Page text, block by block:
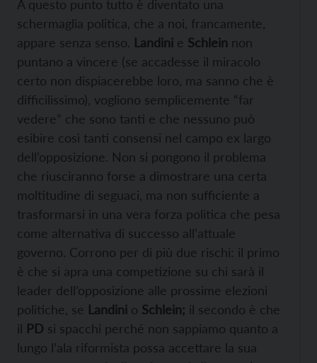
A questo punto tutto è diventato una
schermaglia politica, che a noi, francamente,
appare senza senso. Landini e Schlein non
puntano a vincere (se accadesse il miracolo
certo non dispiacerebbe loro, ma sanno che è
difficilissimo), vogliono semplicemente “far
vedere” che sono tanti e che nessuno può
esibire così tanti consensi nel campo ex largo
dell’opposizione. Non si pongono il problema
che riusciranno forse a dimostrare una certa
moltitudine di seguaci, ma non sufficiente a
trasformarsi in una vera forza politica che pesa
come alternativa di successo all’attuale
governo. Corrono per di più due rischi: il primo
è che si apra una competizione su chi sarà il
leader dell’opposizione alle prossime elezioni
politiche, se Landini o Schlein; il secondo è che
il PD si spacchi perché non sappiamo quanto a
lungo l’ala riformista possa accettare la sua